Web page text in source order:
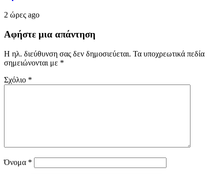
2 ώρες ago
Αφήστε μια απάντηση
Η ηλ. διεύθυνση σας δεν δημοσιεύεται. Τα υποχρεωτικά πεδία
σημειώνονται με *
Σχόλιο *
Όνομα *